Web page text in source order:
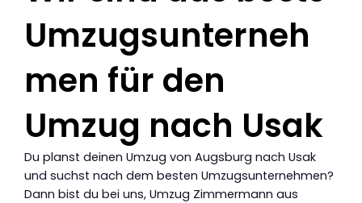
Umzugsunterneh
men für den
Umzug nach Usak
Du planst deinen Umzug von Augsburg nach Usak
und suchst nach dem besten Umzugsunternehmen?
Dann bist du bei uns, Umzug Zimmermann aus